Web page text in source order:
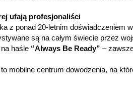
ufają profesjonaliści
z ponad 20-letnim doświadczeniem
są na całym świecie przez
haśle “Always Be Ready” –
mobilne centrum dowodzenia, na